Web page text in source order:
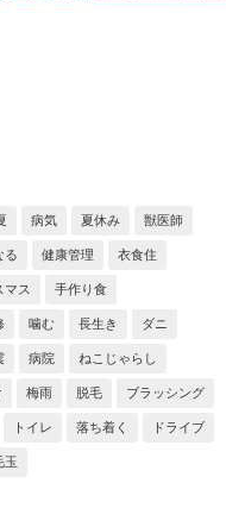
病気 夏休み 獣医師
る 健康管理 衣食住
マス 手作り食
噛む 長生き ダニ
病院 ねこじゃらし
梅雨 脱毛 ブラッシング
トイレ 落ち着く ドライブ
玉